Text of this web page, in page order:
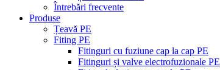
Întrebări frecvente
Produse
Țeavă PE
Fiting PE
Fitinguri cu fuziune cap la cap PE
Fitinguri și valve electrofuzionale PE